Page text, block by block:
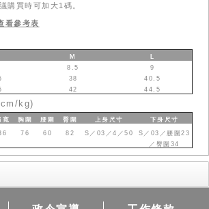
購買時可加大1碼。
看參考表
M
8.5
9
38
40.5
42 44.5
kg)
寬 胸圍 腰圍 臀圍 上身 尺寸 下身 尺寸
76 60 82 S／03／4／50
S／03／腰圍23
／臀圍34